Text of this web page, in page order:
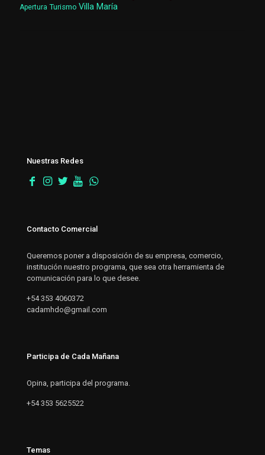
Apertura Turismo Villa María
Nuestras Redes
Contacto Comercial
Queremos poner a disposición de su empresa, comercio,
institución nuestro programa, que sea otra herramienta de
comunicación para lo que desee.
+54 353 4060372
cadamhdo@gmail.com
Participa de Cada Mañana
Opina, participa del programa.
+54 353 5625522
Temas